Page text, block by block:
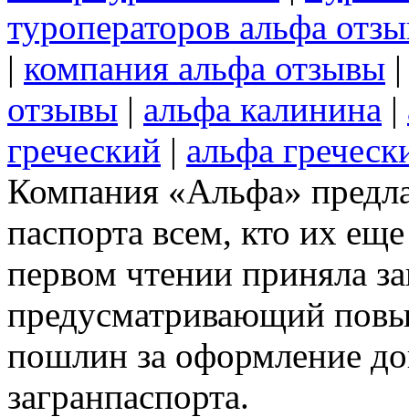
туроператоров альфа
| компания альфа отзывы
отзывы | альфа калинина |
греческий | альфа
Компания «Альфа»
паспорта всем, кто их
первом чтении приняла
предусматривающий
пошлин за оформление
загранпаспорта.